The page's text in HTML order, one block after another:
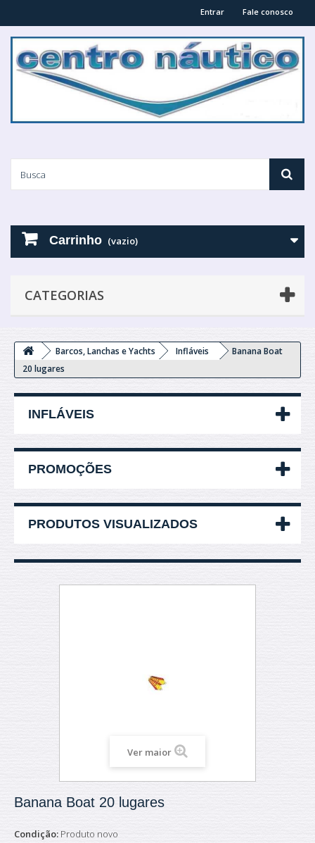
Fale conosco
Entrar
Carrinho (vazio)
CATEGORIAS
Barcos, Lanchas e Yachts Infláveis
Banana Boat
20 lugares
INFLÁVEIS
PROMOÇÕES
PRODUTOS VISUALIZADOS
Ver maior
Banana Boat 20 lugares
Condição: Produto novo